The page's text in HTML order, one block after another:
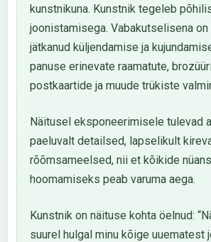
kunstnikuna. Kunstnik tegeleb
joonistamisega. Vabakutselisena
jätkanud küljendamise ja
panuse erinevate raamatute,
postkaartide ja muude trükiste
Näitusel eksponeerimisele tulevad
paeluvalt detailsed, lapselikult
rõõmsameelsed, nii et kõikide
hoomamiseks peab varuma aega.
Kunstnik on näituse kohta öelnud:
suurel hulgal minu kõige uuematest